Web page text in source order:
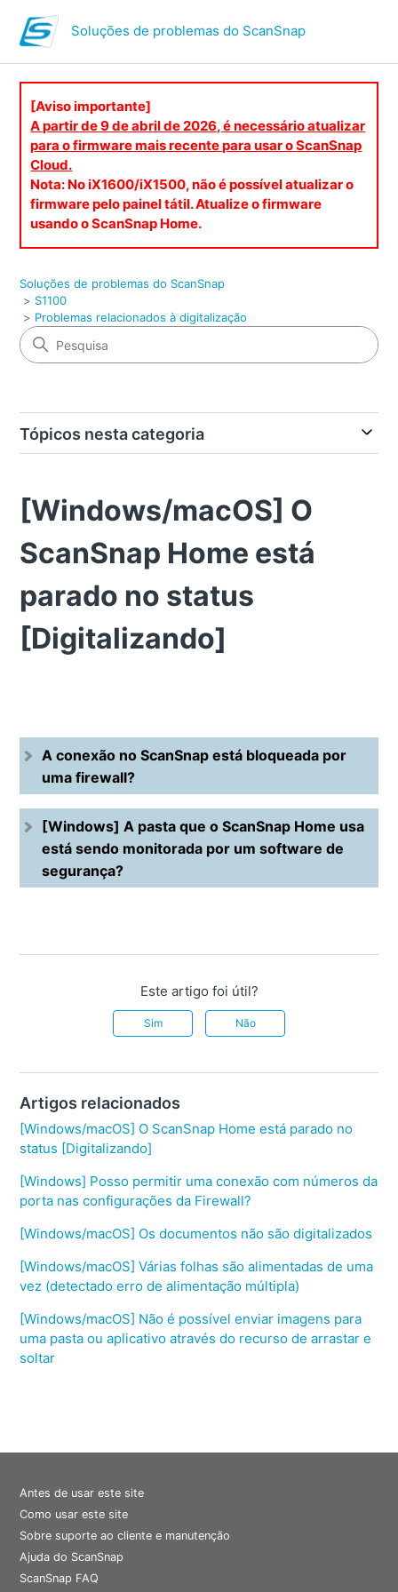
Soluções de problemas do ScanSnap
[Aviso importante]
A partir de 9 de abril de 2026, é necessário atualizar
para o firmware mais recente para usar o ScanSnap
Cloud.
Nota: No iX1600/iX1500, não é possível atualizar o
firmware pelo painel tátil. Atualize o firmware
usando o ScanSnap Home.
Soluções de problemas do ScanSnap
S1100
Problemas relacionados à digitalização
Tópicos nesta categoria
[Windows/macOS] O
ScanSnap Home está
parado no status
[Digitalizando]
A conexão no ScanSnap está bloqueada por
uma firewall?
[Windows] A pasta que o ScanSnap Home usa
está sendo monitorada por um software de
segurança?
Este artigo foi útil?
Sim Não
Artigos relacionados
[Windows/macOS] O ScanSnap Home está parado no
status [Digitalizando]
[Windows] Posso permitir uma conexão com números da
porta nas configurações da Firewall?
[Windows/macOS] Os documentos não são digitalizados
[Windows/macOS] Várias folhas são alimentadas de uma
vez (detectado erro de alimentação múltipla)
[Windows/macOS] Não é possível enviar imagens para
uma pasta ou aplicativo através do recurso de arrastar e
soltar
Antes de usar este site
Como usar este site
Sobre suporte ao cliente e manutenção
Ajuda do ScanSnap
ScanSnap FAQ